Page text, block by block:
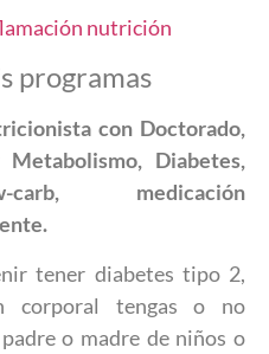
programas
con Doctorado,
Diabetes,
carb, medicación
tener diabetes tipo 2,
corporal tengas o no
o madre de niños o